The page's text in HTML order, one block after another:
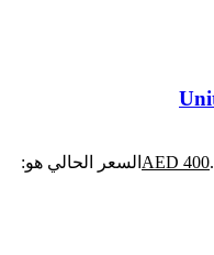
AED 400
السعر الحالي هو: